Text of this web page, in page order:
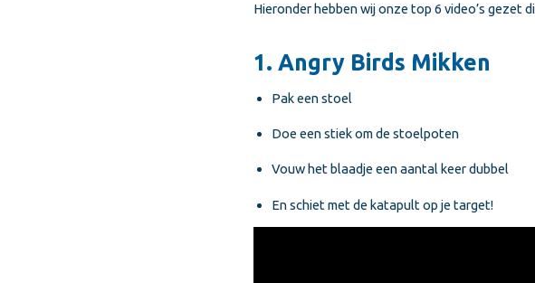
Hieronder hebben wij onze top 6 video’s gezet
1. Angry Birds Mikken
Pak een stoel
Doe een stiek om de stoelpoten
Vouw het blaadje een aantal keer dubbel
En schiet met de katapult op je target!